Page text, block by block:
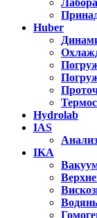
Huber
Hydrolab
IAS
IKA